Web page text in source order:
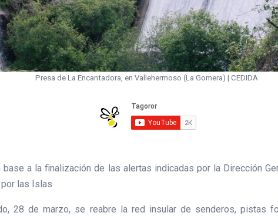
Presa de La Encantadora, en Vallehermoso (La Gomera) | CEDIDA
a la finalización de las alertas indicadas por la Dirección
las Islas
28 de marzo, se reabre la red insular de senderos, pistas